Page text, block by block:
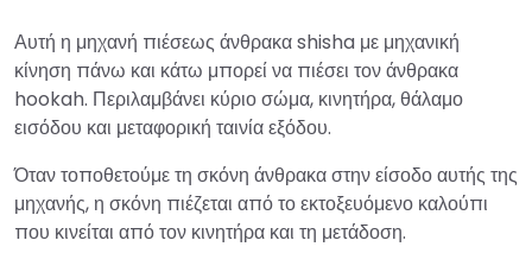
Αυτή η μηχανή πιέσεως άνθρακα shisha με μηχανική
κίνηση πάνω και κάτω μπορεί να πιέσει τον άνθρακα
hookah. Περιλαμβάνει κύριο σώμα, κινητήρα, θάλαμο
εισόδου και μεταφορική ταινία εξόδου.
Όταν τοποθετούμε τη σκόνη άνθρακα στην είσοδο αυτής της
μηχανής, η σκόνη πιέζεται από το εκτοξευόμενο καλούπι
που κινείται από τον κινητήρα και τη μετάδοση.